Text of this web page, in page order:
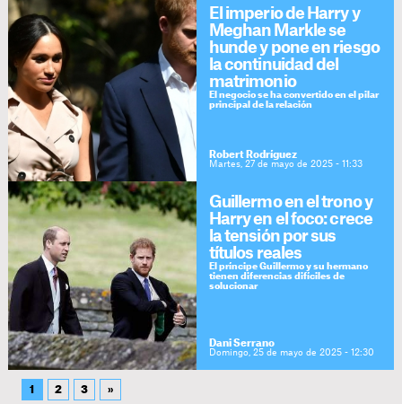
El imperio de Harry y
Meghan Markle se
hunde y pone en riesgo
la continuidad del
matrimonio
El negocio se ha convertido en el pilar
principal de la relación
Robert Rodríguez
Martes, 27 de mayo de 2025 - 11:33
Guillermo en el trono y
Harry en el foco: crece
la tensión por sus
títulos reales
El príncipe Guillermo y su hermano
tienen diferencias difíciles de
solucionar
Dani Serrano
Domingo, 25 de mayo de 2025 - 12:30
1 2 3 »